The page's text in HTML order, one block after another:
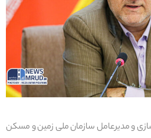
و مدیرعامل سازمان ملی زمین و مسکن